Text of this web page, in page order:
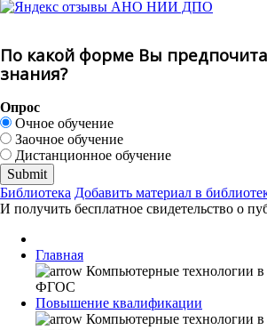
По какой форме Вы
знания?
Опрос
Очное обучение
Заочное обучение
Дистанционное обучение
Библиотека Добавить материал в
И получить бесплатное свидетельство о
Главная
Повышение квалификации